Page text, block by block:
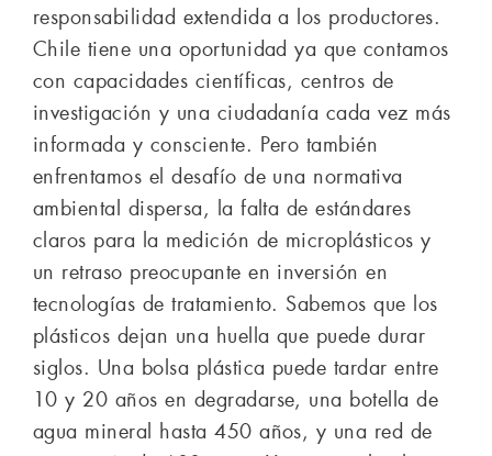
responsabilidad extendida a los productores.
Chile tiene una oportunidad ya que contamos
con capacidades científicas, centros de
investigación y una ciudadanía cada vez más
informada y consciente. Pero también
enfrentamos el desafío de una normativa
ambiental dispersa, la falta de estándares
claros para la medición de microplásticos y
un retraso preocupante en inversión en
tecnologías de tratamiento. Sabemos que los
plásticos dejan una huella que puede durar
siglos. Una bolsa plástica puede tardar entre
10 y 20 años en degradarse, una botella de
agua mineral hasta 450 años, y una red de